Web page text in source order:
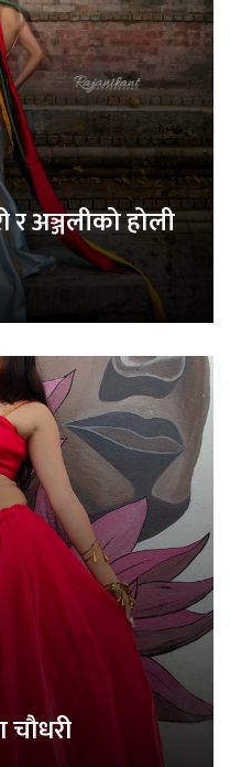
र अञ्जलीको होली
चौधरी